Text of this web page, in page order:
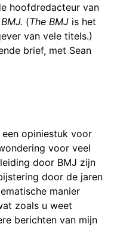
hoofdredacteur van
(The BMJ is het
van vele titels.)
brief, met Sean
opiniestuk voor
voor veel
door BMJ zijn
door de jaren
manier
zoals u weet
berichten van mijn